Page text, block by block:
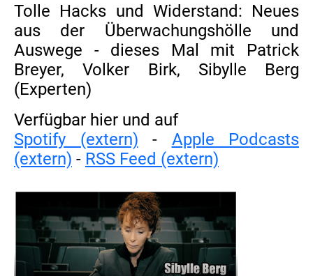
Tolle Hacks und Widerstand: Neues
aus der Überwachungshölle und
Auswege - dieses Mal mit Patrick
Breyer, Volker Birk, Sibylle Berg
(Experten)
Verfügbar hier und auf
Spotify (extern) - Apple Podcasts
(extern) - RSS Feed (extern)